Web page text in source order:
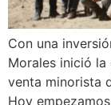
Con una
Morales inició
venta minorista
Hoy